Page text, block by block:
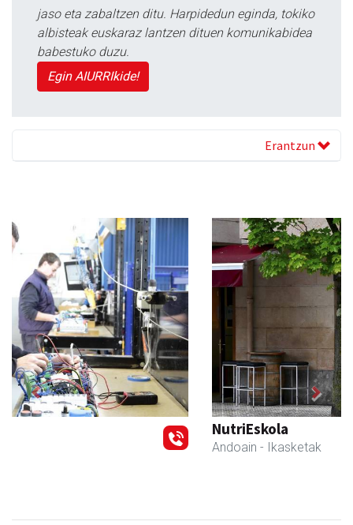
jaso eta zabaltzen ditu. Harpidedun eginda, tokiko
albisteak euskaraz lantzen dituen komunikabidea
babestuko duzu.
Egin AIURRIkide!
Erantzun
Previous Next